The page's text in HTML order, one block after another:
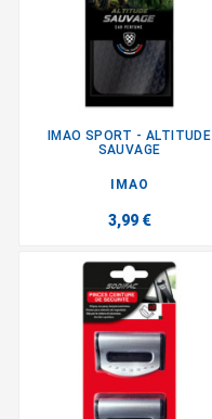
IMAO SPORT - ALTITUDE
SAUVAGE
IMAO
3,99 €